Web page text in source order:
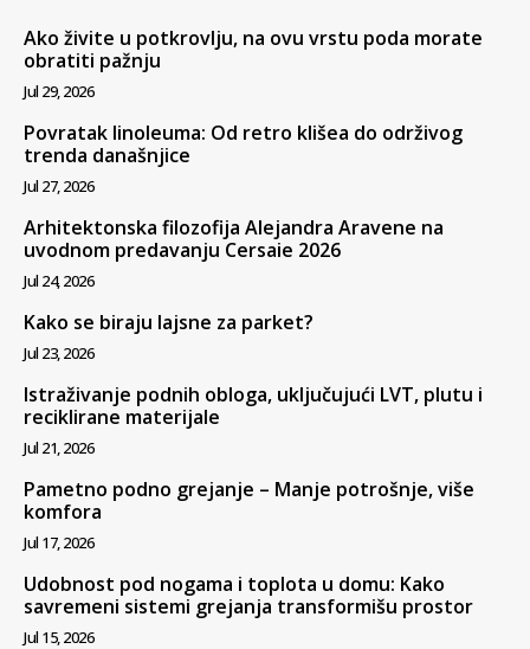
Ako živite u potkrovlju, na ovu vrstu poda morate
obratiti pažnju
Jul 29, 2026
Povratak linoleuma: Od retro klišea do održivog
trenda današnjice
Jul 27, 2026
Arhitektonska filozofija Alejandra Aravene na
uvodnom predavanju Cersaie 2026
Jul 24, 2026
Kako se biraju lajsne za parket?
Jul 23, 2026
Istraživanje podnih obloga, uključujući LVT, plutu i
reciklirane materijale
Jul 21, 2026
Pametno podno grejanje – Manje potrošnje, više
komfora
Jul 17, 2026
Udobnost pod nogama i toplota u domu: Kako
savremeni sistemi grejanja transformišu prostor
Jul 15, 2026